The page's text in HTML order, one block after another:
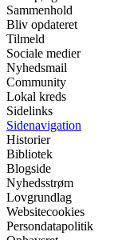
Sammenhold
Bliv opdateret
Tilmeld
Sociale medier
Nyhedsmail
Community
Lokal kreds
Sidelinks
Sidenavigation
Historier
Bibliotek
Blogside
Nyhedsstrøm
Lovgrundlag
Websitecookies
Persondatapolitik